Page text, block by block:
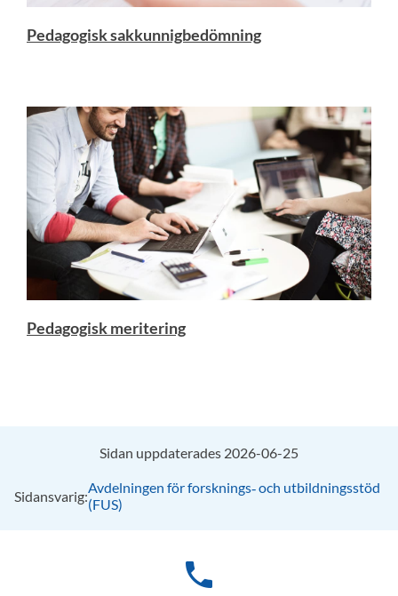
Pedagogisk sakkunnigbedömning
Pedagogisk meritering
Sidan uppdaterades 2026-06-25
Sidansvarig:Avdelningen för forsknings‑ och utbildningsstöd
(FUS)
phone